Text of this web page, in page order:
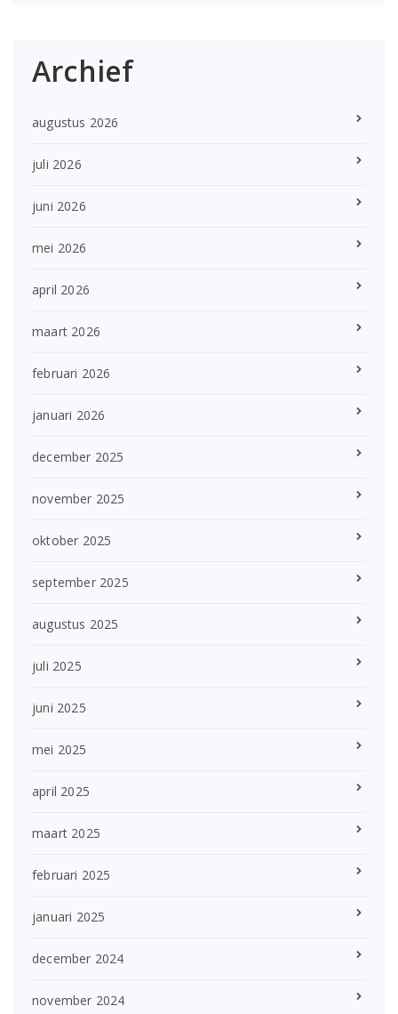
Archief
augustus 2026
juli 2026
juni 2026
mei 2026
april 2026
maart 2026
februari 2026
januari 2026
december 2025
november 2025
oktober 2025
september 2025
augustus 2025
juli 2025
juni 2025
mei 2025
april 2025
maart 2025
februari 2025
januari 2025
december 2024
november 2024